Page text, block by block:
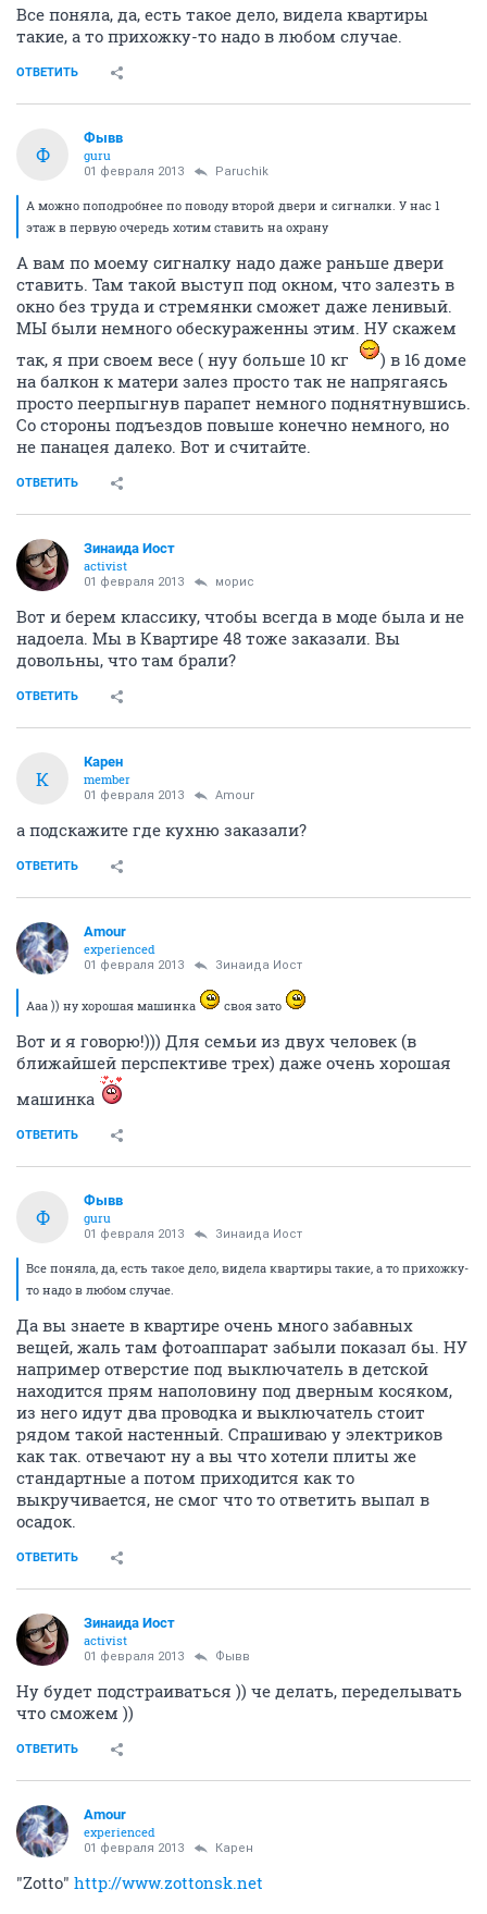
Все поняла, да, есть такое дело, видела квартиры
такие, а то прихожку-то надо в любом случае.
ОТВЕТИТЬ
Ф
Фывв
guru
01 февраля 2013 Paruchik
А можно поподробнее по поводу второй двери и сигналки. У нас 1
этаж в первую очередь хотим ставить на охрану
А вам по моему сигналку надо даже раньше двери
ставить. Там такой выступ под окном, что залезть в
окно без труда и стремянки сможет даже ленивый.
МЫ были немного обескураженны этим. НУ скажем
так, я при своем весе ( нуу больше 10 кг
) в 16 доме
на балкон к матери залез просто так не напрягаясь
просто пеерпыгнув парапет немного поднятнувшись.
Со стороны подъездов повыше конечно немного, но
не панацея далеко. Вот и считайте.
ОТВЕТИТЬ
Зинаида Иост
activist
01 февраля 2013 морис
Вот и берем классику, чтобы всегда в моде была и не
надоела. Мы в Квартире 48 тоже заказали. Вы
довольны, что там брали?
ОТВЕТИТЬ
К
Карен
member
01 февраля 2013 Аmоur
а подскажите где кухню заказали?
ОТВЕТИТЬ
Аmоur
experienced
01 февраля 2013 Зинаида Иост
Ааа )) ну хорошая машинка своя зато
Вот и я говорю!))) Для семьи из двух человек (в
ближайшей перспективе трех) даже очень хорошая
машинка
ОТВЕТИТЬ
Ф
Фывв
guru
01 февраля 2013 Зинаида Иост
Все поняла, да, есть такое дело, видела квартиры такие, а то прихожку-
то надо в любом случае.
Да вы знаете в квартире очень много забавных
вещей, жаль там фотоаппарат забыли показал бы. НУ
например отверстие под выключатель в детской
находится прям наполовину под дверным косяком,
из него идут два проводка и выключатель стоит
рядом такой настенный. Спрашиваю у электриков
как так. отвечают ну а вы что хотели плиты же
стандартные а потом приходится как то
выкручивается, не смог что то ответить выпал в
осадок.
ОТВЕТИТЬ
Зинаида Иост
activist
01 февраля 2013 Фывв
Ну будет подстраиваться )) че делать, переделывать
что сможем ))
ОТВЕТИТЬ
Аmоur
experienced
01 февраля 2013 Карен
"Zotto" http://www.zottonsk.net